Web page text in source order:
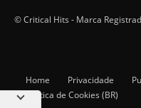
© Critical Hits - Marca
Home Privacidade
Política de Cookies (BR)